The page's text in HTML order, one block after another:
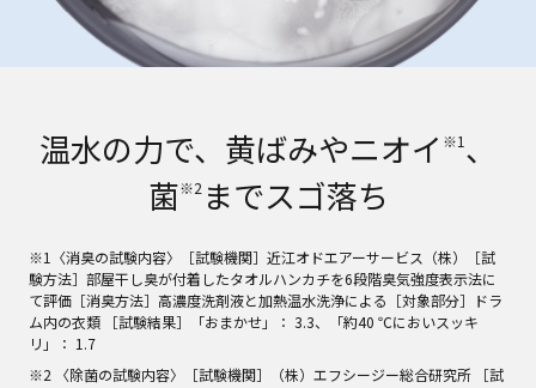
温水の力で、黄ばみやニオイ ※1 、
菌※2までスゴ落ち
※1〈消臭の試験内容〉［試験機関］近江オドエアーサービス（株）［試
験方法］部屋干し臭が付着したタオルハンカチを6段階臭気強度表示法に
て評価［消臭方法］高濃度洗剤液と加熱温水洗浄による［対象部分］ドラ
ム内の衣類 ［試験結果］「おまかせ」： 3.3、「約40 ℃においスッキ
リ」： 1.7
※2 〈除菌の試験内容〉［試験機関］（株）エフシージー総合研究所 ［試